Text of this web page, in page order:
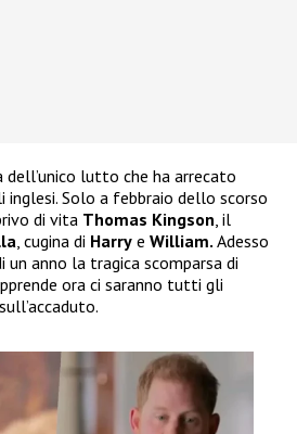
lutto che ha arrecato
Solo a febbraio dello scorso
di vita Thomas Kingson , il
, cugina di Harry e William. Adesso
un anno la tragica scomparsa di
ora ci saranno tutti gli